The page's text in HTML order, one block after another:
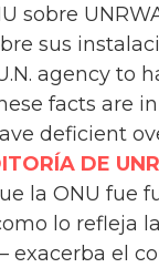
sobre
sus
agency to
facts are
deficient
DE
la ONU fue
lo refleja la
exacerba el